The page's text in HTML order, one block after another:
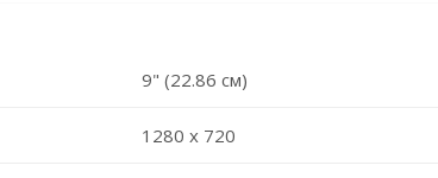
9" (22.86 см)
1280 х 720